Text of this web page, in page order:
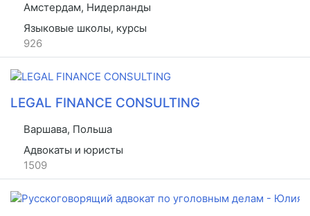
Амстердам, Нидерланды
Языковые школы, курсы
926
LEGAL FINANCE CONSULTING
Варшава, Польша
Адвокаты и юристы
1509